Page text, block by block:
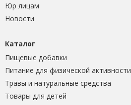
Юр лицам
Новости
Каталог
Пищевые добавки
Питание для физической активности
Травы и натуральные средства
Товары для детей